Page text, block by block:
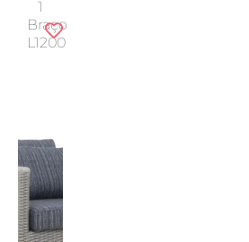
1
Braço
L1200